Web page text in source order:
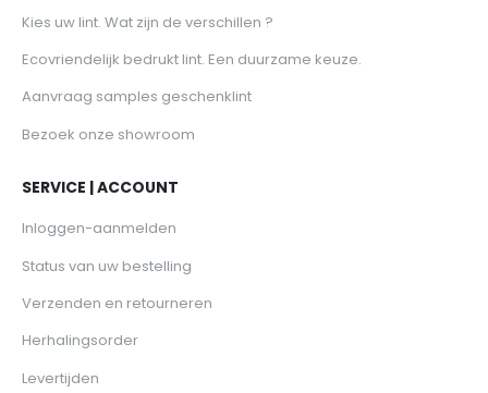
Kies uw lint. Wat zijn de verschillen ?
Ecovriendelijk bedrukt lint. Een duurzame keuze.
Aanvraag samples geschenklint
Bezoek onze showroom
SERVICE | ACCOUNT
Inloggen-aanmelden
Status van uw bestelling
Verzenden en retourneren
Herhalingsorder
Levertijden